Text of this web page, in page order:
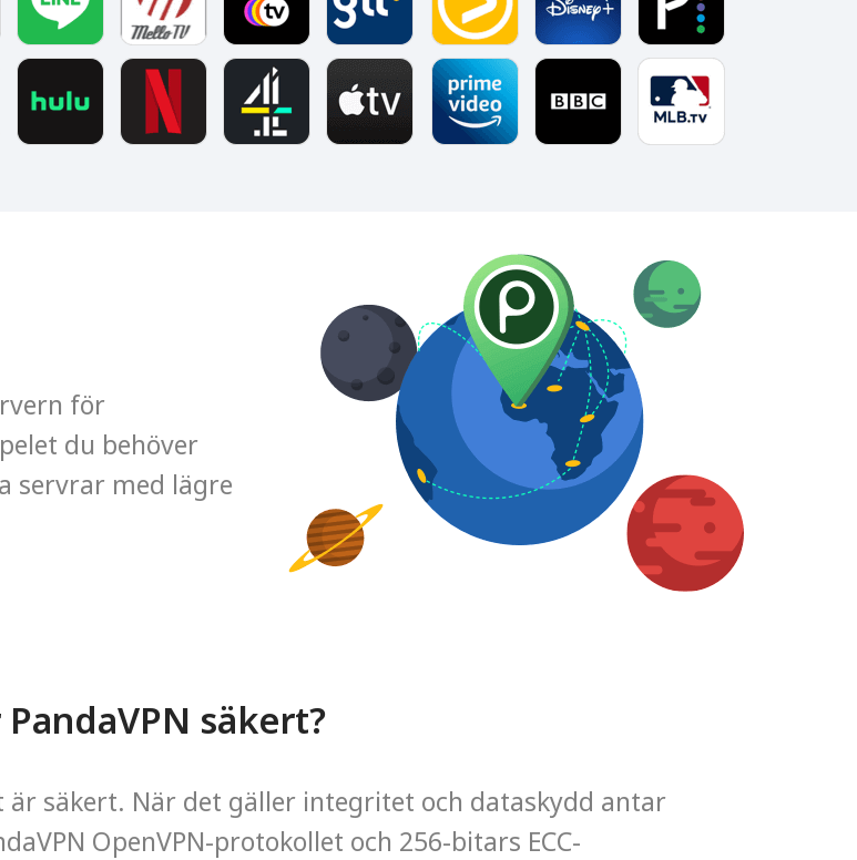
för
du behöver
servrar med lägre
PandaVPN säkert?
är säkert. När det gäller integritet och dataskydd antar
OpenVPN-protokollet och 256-bitars ECC-